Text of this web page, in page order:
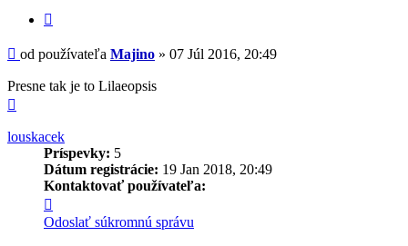
Príspevok
od používateľa Majino » 07 Júl 2016, 20:49
Presne tak je to Lilaeopsis
louskacek
Príspevky: 5
Dátum registrácie: 19 Jan 2018, 20:49
Kontaktovať používateľa:
informácie
používateľa
Odoslať súkromnú správu